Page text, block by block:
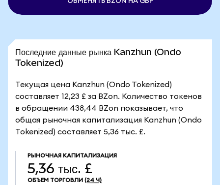
Последние данные рынка Kanzhun (Ondo
Tokenized)
Текущая цена Kanzhun (Ondo Tokenized)
составляет 12,23 £ за BZon. Количество токенов
в обращении 438,44 BZon показывает, что
общая рыночная капитализация Kanzhun (Ondo
Tokenized) составляет 5,36 тыс. £.
РЫНОЧНАЯ КАПИТАЛИЗАЦИЯ
5,36 тыс. £
ОБЪЕМ ТОРГОВЛИ (24 Ч)